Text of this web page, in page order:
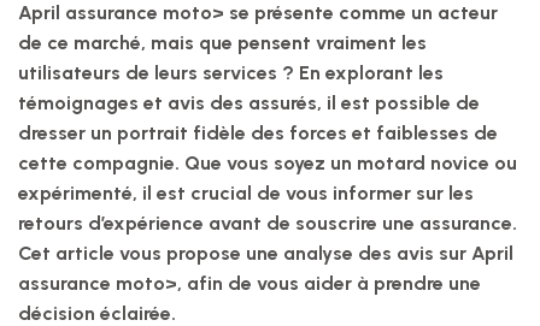
April assurance moto> se présente comme un acteur
de ce marché, mais que pensent vraiment les
utilisateurs de leurs services ? En explorant les
témoignages et avis des assurés, il est possible de
dresser un portrait fidèle des forces et faiblesses de
cette compagnie. Que vous soyez un motard novice ou
expérimenté, il est crucial de vous informer sur les
retours d’expérience avant de souscrire une assurance.
Cet article vous propose une analyse des avis sur April
assurance moto>, afin de vous aider à prendre une
décision éclairée.